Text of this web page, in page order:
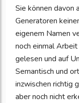
Sie können davon
Generatoren
eigenem Namen
noch einmal
gelesen und auf
Semantisch und
inzwischen richtig
aber noch nicht